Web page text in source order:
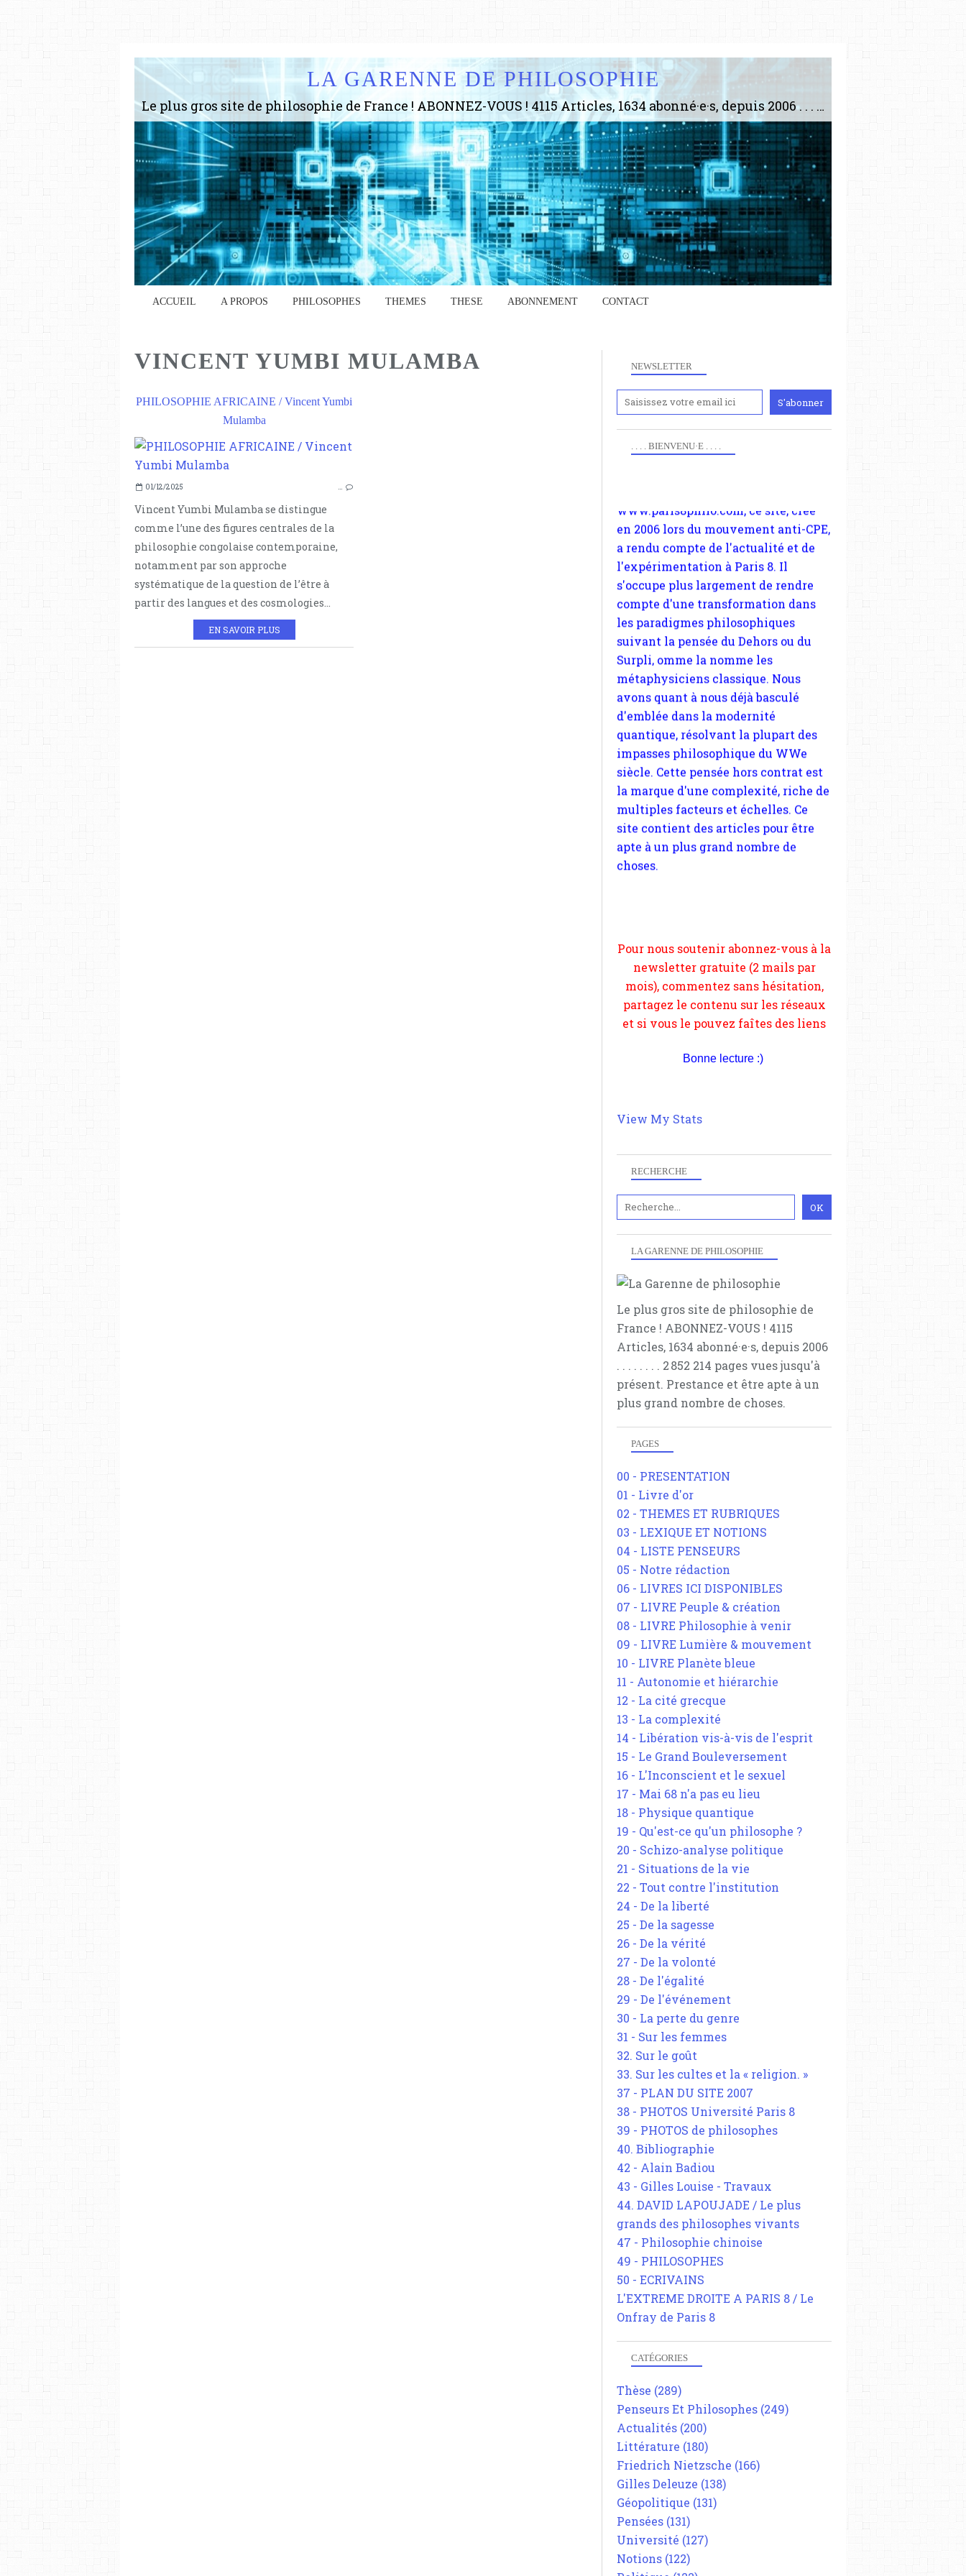
LA GARENNE DE PHILOSOPHIE
Le plus gros site de philosophie de France ! ABONNEZ-VOUS ! 4115 Articles, 1634 abonné·e·s, depuis 2006 . . . . . . . . 2 852 214 pages vues jusqu'à présent. Prestance et être apte à un plus grand nombre de choses.
ACCUEIL A PROPOS PHILOSOPHES THEMES THESE ABONNEMENT CONTACT
VINCENT YUMBI MULAMBA
PHILOSOPHIE AFRICAINE / Vincent Yumbi
Mulamba
01/12/2025 …
Vincent Yumbi Mulamba se distingue
comme l’une des figures centrales de la
philosophie congolaise contemporaine,
notamment par son approche
systématique de la question de l’être à
partir des langues et des cosmologies...
EN SAVOIR PLUS
NEWSLETTER
RECHERCHE
LA GARENNE DE PHILOSOPHIE
Le plus gros site de philosophie de
France ! ABONNEZ-VOUS ! 4115
Articles, 1634 abonné·e·s, depuis 2006
. . . . . . . . 2 852 214 pages vues jusqu'à
présent. Prestance et être apte à un
plus grand nombre de choses.
PAGES
00 - PRESENTATION
01 - Livre d'or
02 - THEMES ET RUBRIQUES
03 - LEXIQUE ET NOTIONS
04 - LISTE PENSEURS
05 - Notre rédaction
06 - LIVRES ICI DISPONIBLES
07 - LIVRE Peuple & création
08 - LIVRE Philosophie à venir
09 - LIVRE Lumière & mouvement
10 - LIVRE Planète bleue
11 - Autonomie et hiérarchie
12 - La cité grecque
13 - La complexité
14 - Libération vis-à-vis de l'esprit
15 - Le Grand Bouleversement
16 - L'Inconscient et le sexuel
17 - Mai 68 n'a pas eu lieu
18 - Physique quantique
19 - Qu'est-ce qu'un philosophe ?
20 - Schizo-analyse politique
21 - Situations de la vie
22 - Tout contre l'institution
24 - De la liberté
25 - De la sagesse
26 - De la vérité
27 - De la volonté
28 - De l'égalité
29 - De l'événement
30 - La perte du genre
31 - Sur les femmes
32. Sur le goût
33. Sur les cultes et la « religion. »
37 - PLAN DU SITE 2007
38 - PHOTOS Université Paris 8
39 - PHOTOS de philosophes
40. Bibliographie
42 - Alain Badiou
43 - Gilles Louise - Travaux
44. DAVID LAPOUJADE / Le plus
grands des philosophes vivants
47 - Philosophie chinoise
49 - PHILOSOPHES
50 - ECRIVAINS
L'EXTREME DROITE A PARIS 8 / Le
Onfray de Paris 8
CATÉGORIES
Thèse (289)
Penseurs Et Philosophes (249)
Actualités (200)
Littérature (180)
Friedrich Nietzsche (166)
Gilles Deleuze (138)
Géopolitique (131)
Pensées (131)
Université (127)
Notions (122)
. . . . BIENVENU·E . . . .
Anciennement
www.paris8philo.com, ce site, créé
en 2006 lors du mouvement anti-CPE,
compte d'une transformation dans
les paradigmes philosophiques
suivant la pensée du Dehors ou du
Surpli, omme la nomme les
métaphysiciens classique. Nous
avons quant à nous déjà basculé
d'emblée dans la modernité
quantique, résolvant la plupart des
impasses philosophique du WWe
siècle. Cette pensée hors contrat est
la marque d'une complexité, riche de
multiples facteurs et échelles. Ce
site contient des articles pour être
apte à un plus grand nombre de
choses.
et si vous le pouvez faîtes des liens
depuis votre site.
Bonne lecture :)
View My Stats